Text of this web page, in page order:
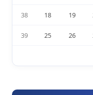
38 18 19
39 25 26